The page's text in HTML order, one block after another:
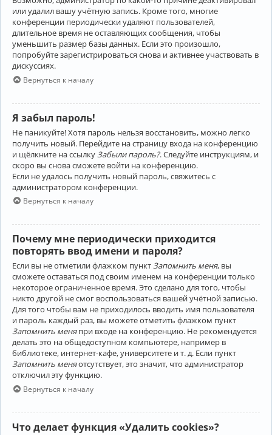
или удалил вашу учётную запись. Кроме того, многие
конференции периодически удаляют пользователей,
длительное время не оставляющих сообщения, чтобы
уменьшить размер базы данных. Если это произошло,
попробуйте зарегистрироваться снова и активнее участвовать в
дискуссиях.
Вернуться к началу
Я забыл пароль!
Не паникуйте! Хотя пароль нельзя восстановить, можно легко
получить новый. Перейдите на страницу входа на конференцию
и щёлкните на ссылку Забыли пароль?. Следуйте инструкциям, и
скоро вы снова сможете войти на конференцию.
Если не удалось получить новый пароль, свяжитесь с
администратором конференции.
Вернуться к началу
Почему мне периодически приходится
повторять ввод имени и пароля?
Если вы не отметили флажком пунктЗапомнить меня, вы
сможете оставаться под своим именем на конференции только
некоторое ограниченное время. Это сделано для того, чтобы
никто другой не смог воспользоваться вашей учётной записью.
Для того чтобы вам не приходилось вводить имя пользователя
и пароль каждый раз, вы можете отметить флажком пункт
Запомнить меняпри входе на конференцию. Не рекомендуется
делать это на общедоступном компьютере, например в
библиотеке, интернет-кафе, университете и т. д. Если пункт
Запомнить меняотсутствует, это значит, что администратор
отключил эту функцию.
Вернуться к началу
Что делает функция «Удалить cookies»?